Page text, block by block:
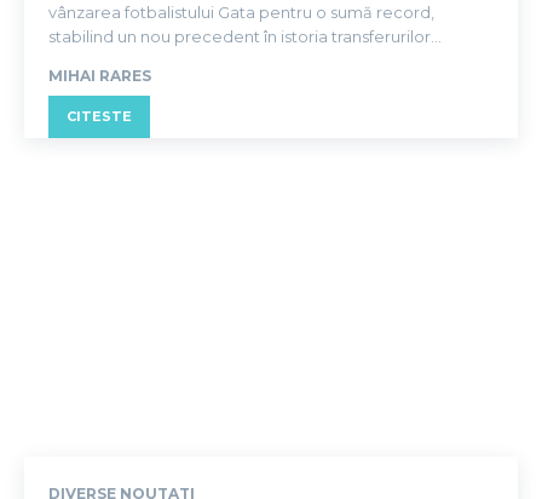
vânzarea fotbalistului Gata pentru o sumă record,
stabilind un nou precedent în istoria transferurilor...
MIHAI RARES
CITESTE
DIVERSE NOUTATI